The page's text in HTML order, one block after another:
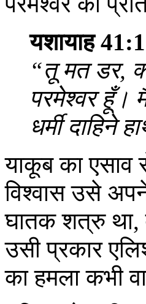
यशायाह
“तू मत डर,
परमेश्‍वर हूँ।
धर्मी
याकूब का
विश्वास उसे
घातक शत्रु था,
उसी प्रकार
का हमला कभी